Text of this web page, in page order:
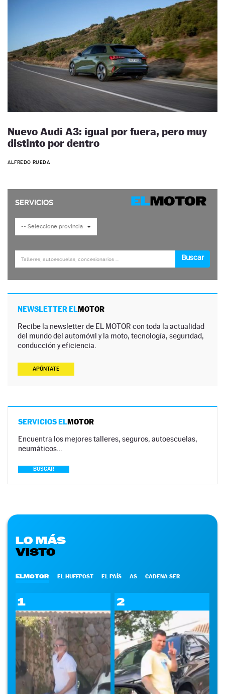
Nuevo Audi A3: igual por fuera, pero muy
distinto por dentro
ALFREDO RUEDA
NEWSLETTER ELMOTOR
Recibe la newsletter de EL MOTOR con toda la actualidad
del mundo del automóvil y la moto, tecnología, seguridad,
conducción y eficiencia.
APÚNTATE
SERVICIOS ELMOTOR
Encuentra los mejores talleres, seguros, autoescuelas,
neumáticos…
BUSCAR
LO MÁS
VISTO
ELMOTOR EL HUFFPOST EL PAÍS AS CADENA SER
1 2